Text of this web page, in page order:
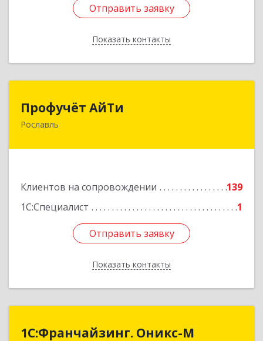
Отправить заявку
Показать контакты
Отправить заявку
Назад
Профучёт АйТи
Рославль
Клиентов на сопровождении
139
1С:Специалист
1
Отправить заявку
Показать контакты
216500, Смоленская обл, Рославльский р-н,
Отправить заявку
Назад
1С:Франчайзинг. Оникс-М
1С:Франчайзинг. Оникс-М